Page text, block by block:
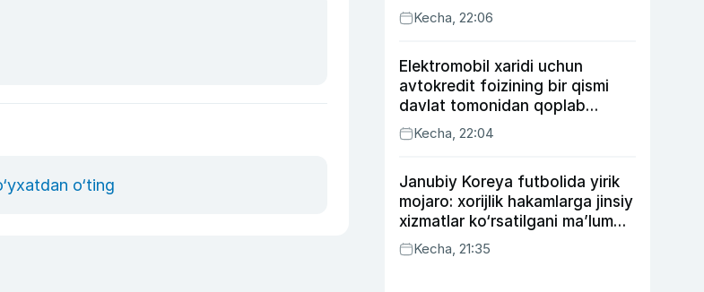
o‘ting
Kecha, 22:06
Elektromobil xaridi uchun
avtokredit foizining bir qismi
davlat tomonidan qoplab
berilishi mumkin
Kecha, 22:04
Janubiy Koreya futbolida yirik
mojaro: xorijlik hakamlarga jinsiy
xizmatlar ko‘rsatilgani ma’lum
qilindi
Kecha, 21:35